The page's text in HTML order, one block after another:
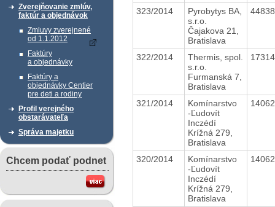
Zverejňovanie zmlúv,
faktúr a objednávok
Zmluvy zverejnené
od 1.1.2012
Faktúry
a objednávky
Faktúry a
objednávky Centier
pre deti a rodiny
Profil verejného
obstarávateľa
Správa majetku
Chcem podať podnet
323/2014
Pyrobytys BA,
s.r.o.
Čajakova 21,
Bratislava
322/2014
Thermis, spol.
s.r.o.
Furmanská 7,
Bratislava
321/2014
Komínarstvo
-Ľudovít
Inczédí
Krížná 279,
Bratislava
320/2014
Komínarstvo
-Ľudovít
Inczédí
Krížná 279,
Bratislava